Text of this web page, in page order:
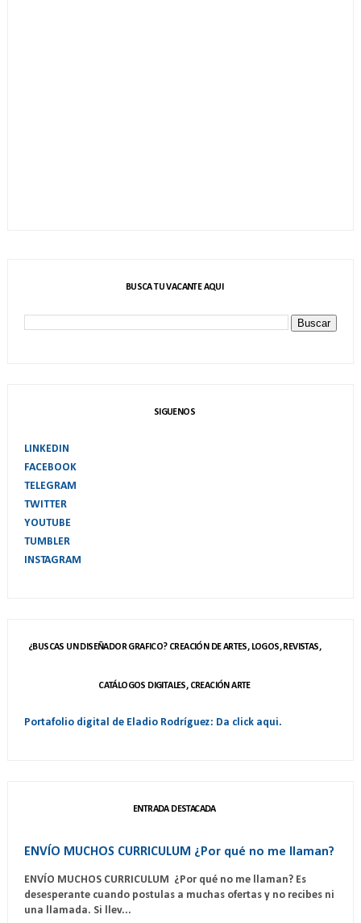
BUSCA TU VACANTE AQUI
SIGUENOS
LINKEDIN
FACEBOOK
TELEGRAM
TWITTER
YOUTUBE
TUMBLER
INSTAGRAM
¿BUSCAS UN DISEÑADOR GRAFICO? CREACIÓN DE ARTES, LOGOS, REVISTAS,
CATÁLOGOS DIGITALES, CREACIÓN ARTE
Portafolio digital de Eladio Rodríguez: Da click aqui.
ENTRADA DESTACADA
ENVÍO MUCHOS CURRICULUM ¿Por qué no me llaman?
ENVÍO MUCHOS CURRICULUM ¿Por qué no me llaman? Es
desesperante cuando postulas a muchas ofertas y no recibes ni
una llamada. Si llev...